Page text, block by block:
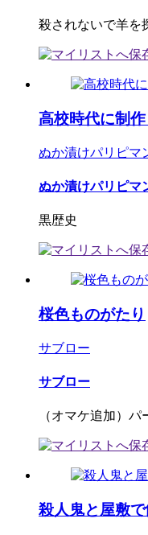
殺されないで羊を
高校時代に制
ぬか漬けパリピマ
ぬか漬けパリピマ
黒歴史
桜色ものがたり
サブロー
サブロー
（オマケ追加）
殺人鬼と屋敷